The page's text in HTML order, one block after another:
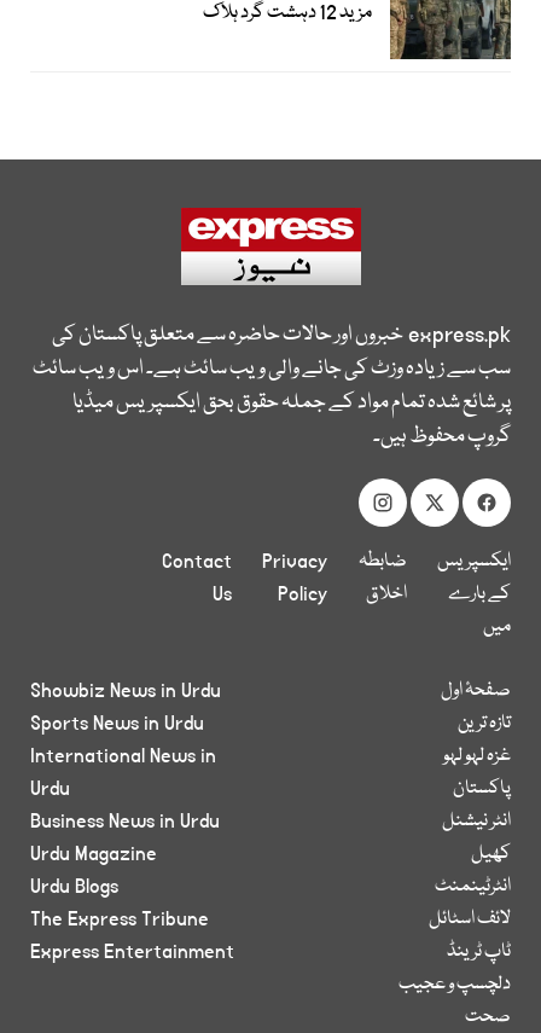
مزید 12 دہشت گرد ہلاک
express.pkخبروں اور حالات حاضرہ سے متعلق پاکستان کی
سب سے زیادہ وزٹ کی جانے والی ویب سائٹ ہے۔ اس ویب سائٹ
پر شائع شدہ تمام مواد کے جملہ حقوق بحق ایکسپریس میڈیا
گروپ محفوظ ہیں۔
ایکسپریس
کے بارے
میں
ضابطہ
اخلاق
Privacy
Policy
Contact
Us
صفحۂ اول
تازہ ترین
غزہ لہو لہو
پاکستان
انٹر نیشنل
کھیل
انٹرٹینمنٹ
لائف اسٹائل
ٹاپ ٹرینڈ
دلچسپ و عجیب
صحت
Showbiz News in Urdu
Sports News in Urdu
International News in
Urdu
Business News in Urdu
Urdu Magazine
Urdu Blogs
The Express Tribune
Express Entertainment